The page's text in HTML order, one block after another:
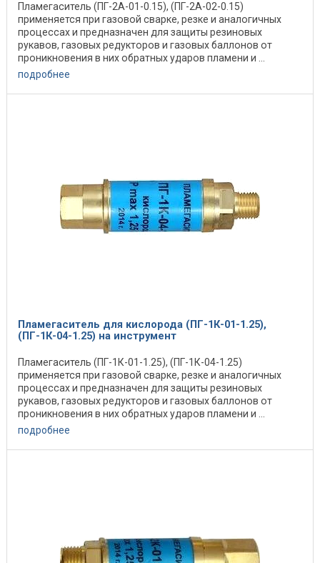
Пламегаситель (ПГ-2А-01-0.15), (ПГ-2А-02-0.15)
применяется при газовой сварке, резке и аналогичных
процессах и предназначен для защиты резиновых
рукавов, газовых редукторов и газовых баллонов от
проникновения в них обратных ударов пламени и ...
подробнее
Пламегаситель для кислорода (ПГ-1К-01-1.25),
(ПГ-1К-04-1.25) на инструмент
Пламегаситель (ПГ-1К-01-1.25), (ПГ-1К-04-1.25)
применяется при газовой сварке, резке и аналогичных
процессах и предназначен для защиты резиновых
рукавов, газовых редукторов и газовых баллонов от
проникновения в них обратных ударов пламени и ...
подробнее